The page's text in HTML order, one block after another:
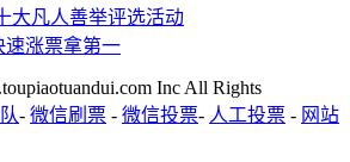
大凡人善举评选活动
速涨票拿第一
Inc All Rights
- 微信刷票 - 微信投票- 人工投票 - 网站